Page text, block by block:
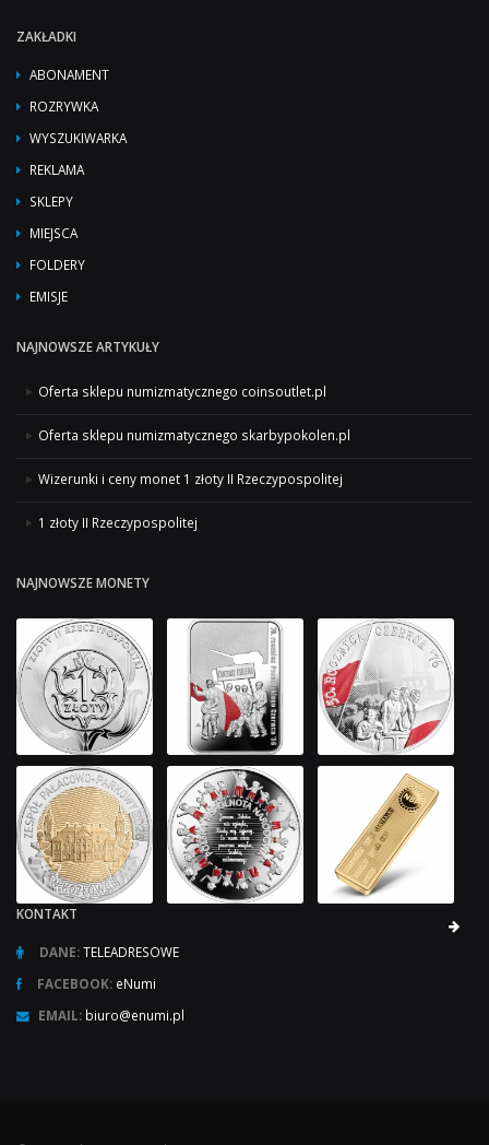
ZAKŁADKI
ABONAMENT
ROZRYWKA
WYSZUKIWARKA
REKLAMA
SKLEPY
MIEJSCA
FOLDERY
EMISJE
NAJNOWSZE ARTYKUŁY
Oferta sklepu numizmatycznego coinsoutlet.pl
Oferta sklepu numizmatycznego skarbypokolen.pl
Wizerunki i ceny monet 1 złoty II Rzeczypospolitej
1 złoty II Rzeczypospolitej
NAJNOWSZE MONETY
KONTAKT
DANE:TELEADRESOWE
FACEBOOK: eNumi
EMAIL: biuro@enumi.pl